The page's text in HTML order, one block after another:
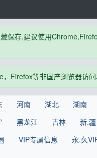
保存,建议使用
Firefox等非国产浏览器访
河南 湖北 湖南
黑龙江 吉林 新.疆
VIP专属信息
永.久